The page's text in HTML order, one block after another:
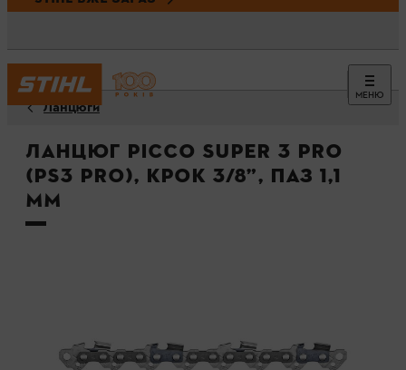
МЕНЮ
Ланцюги
Ланцюг Picco Super 3 Pro
(PS3 Pro), крок 3/8”, паз 1,1
мм